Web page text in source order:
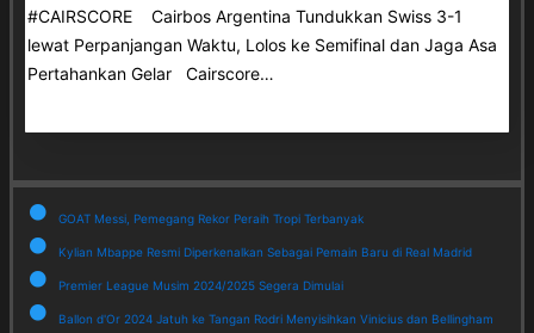
#CAIRSCORE Cairbos Argentina Tundukkan Swiss 3-1
lewat Perpanjangan Waktu, Lolos ke Semifinal dan Jaga Asa
Pertahankan Gelar Cairscore…
GOAT Messi, Pemegang Rekor Peraih Tropi Terbanyak
Kylian Mbappe Resmi Diperkenalkan Sebagai Pemain Baru di Real Madrid
Premier League Musim 2024/2025 Segera Dimulai
Ballon d'Or 2024 Jatuh ke Tangan Rodri Menyisihkan Vinicius dan Bellingham